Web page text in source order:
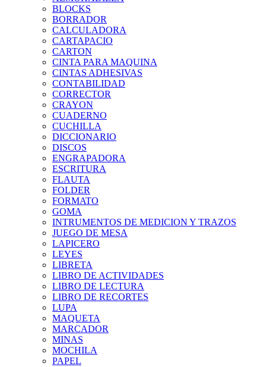
BLOCKS
BORRADOR
CALCULADORA
CARTAPACIO
CARTON
CINTA PARA MAQUINA
CINTAS ADHESIVAS
CONTABILIDAD
CORRECTOR
CRAYON
CUADERNO
CUCHILLA
DICCIONARIO
DISCOS
ENGRAPADORA
ESCRITURA
FLAUTA
FOLDER
FORMATO
GOMA
INTRUMENTOS DE MEDICION Y TRAZOS
JUEGO DE MESA
LAPICERO
LEYES
LIBRETA
LIBRO DE ACTIVIDADES
LIBRO DE LECTURA
LIBRO DE RECORTES
LUPA
MAQUETA
MARCADOR
MINAS
MOCHILA
PAPEL